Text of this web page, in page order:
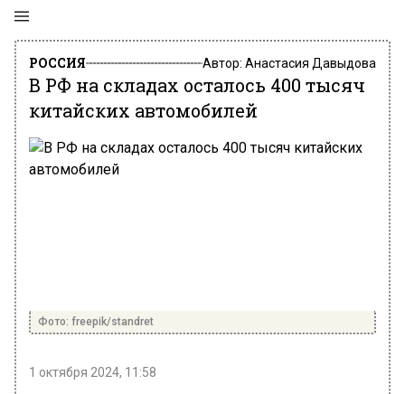
РОССИЯ Автор: Анастасия Давыдова
В РФ на складах осталось 400 тысяч
китайских автомобилей
Фото: freepik/standret
1 октября 2024, 11:58